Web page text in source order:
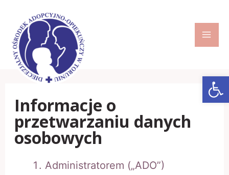
content
Informacje o
przetwarzaniu danych
osobowych
Administratorem („ADO”)